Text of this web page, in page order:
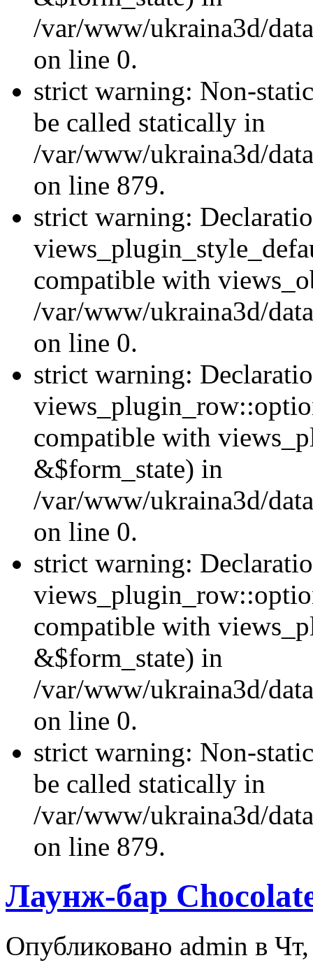
/var/www/ukraina3d/
on line 0.
strict warning: Non-
be called statically in
/var/www/ukraina3d/
on line 879.
strict warning:
compatible with
/var/www/ukraina3d/
on line 0.
strict warning:
compatible with
&$form_state) in
/var/www/ukraina3d/
on line 0.
strict warning:
compatible with
&$form_state) in
/var/www/ukraina3d/
on line 0.
strict warning: Non-
be called statically in
/var/www/ukraina3d/
on line 879.
Лаунж-бар
Опубликовано admin в